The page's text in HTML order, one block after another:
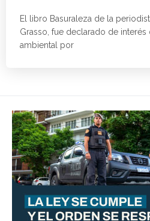
El libro Basuraleza de la
Grasso, fue declarado de
ambiental por